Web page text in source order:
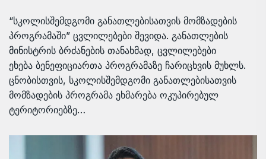
“სკოლისშემდგომი განათლებისათვის მომზადების
პროგრამაში” ცვლილებები შევიდა. განათლების
მინისტრის ბრძანების თანახმად, ცვლილებები
ეხება ბენეფიციართა პროგრამაზე ჩარიცხვის მუხლს.
ცნობისთვის, სკოლისშემდგომი განათლებისათვის
მომზადების პროგრამა ეხმარება ოკუპირებულ
ტერიტორიებზე…